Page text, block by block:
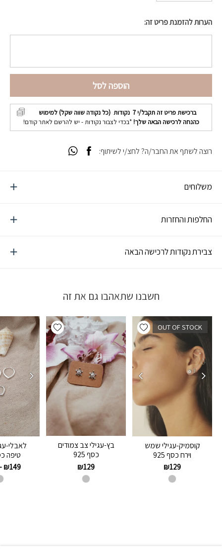
הערות להזמנת פריט זה:
הוספה לסל
ברכישת פריט זה תקבל/י 7 נקודות (כל נקודה שווה שקל) למימוש
כהנחה לרכישה הבאה שלך! *בכדי לצבור נקודות - יש להרשם לאתר קודם!
משלוחים
החלפות והחזרות
צבירת נקודות לרכישה הבאה
רוצה לשתף את החבר/ה? לחצ/י לשיתוף:
חשבנו שתאהבו גם את זה
Add wishlist OUT OF STOCK
קוסמיק-עגילי שמש
וירח כסף 925
₪129
Add wishlist
בץ-עגילי צב צמודים
כסף 925
₪129
לאבלי-
טיפה
₪149